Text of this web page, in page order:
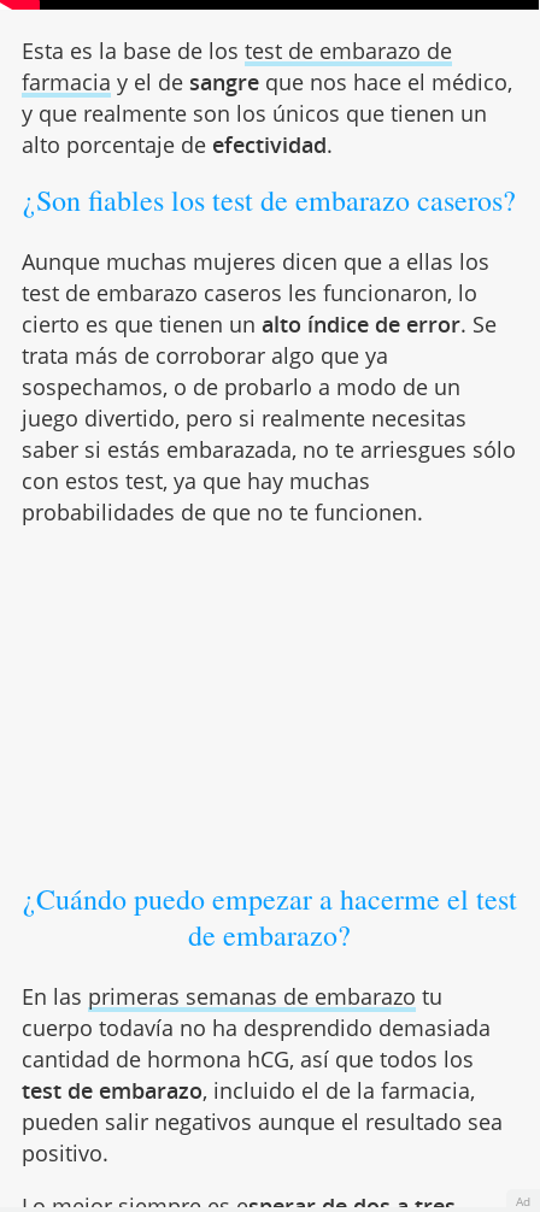
Esta es la base de los test de embarazo de
farmacia y el de sangreque nos hace el médico,
y que realmente son los únicos que tienen un
alto porcentaje de efectividad.
¿Son fiables los test de embarazo caseros?
Aunque muchas mujeres dicen que a ellas los
test de embarazo caseros les funcionaron, lo
cierto es que tienen un alto índice de error. Se
trata más de corroborar algo que ya
sospechamos, o de probarlo a modo de un
juego divertido, pero si realmente necesitas
saber si estás embarazada, no te arriesgues sólo
con estos test, ya que hay muchas
probabilidades de que no te funcionen.
¿Cuándo puedo empezar a hacerme el test
de embarazo?
En las primeras semanas de embarazo tu
cuerpo todavía no ha desprendido demasiada
cantidad de hormona hCG, así que todos los
test de embarazo, incluido el de la farmacia,
pueden salir negativos aunque el resultado sea
positivo.
Lo mejor siempre es esperar de dos a tres Ad